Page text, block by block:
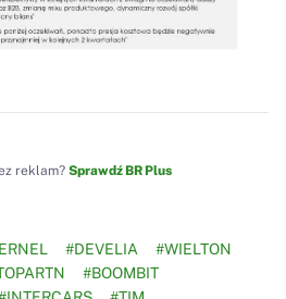
reklam? Sprawdź BR Plus
#DEVELIA
#WIELTON
#BOOMBIT